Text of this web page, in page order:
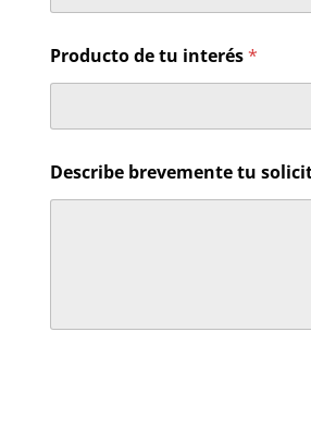
e
Producto de tu interés*
Describe brevemente tu